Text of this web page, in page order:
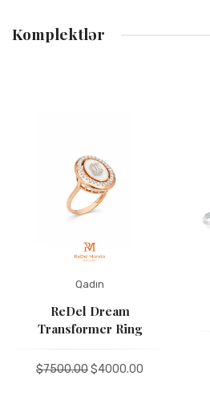
Bütün yerlər mütləq doldurulmalıdır
Е-poçt
Komplektlər
Qadın
ReDel Dream
Transformer Ring
$7500.00$4000.00